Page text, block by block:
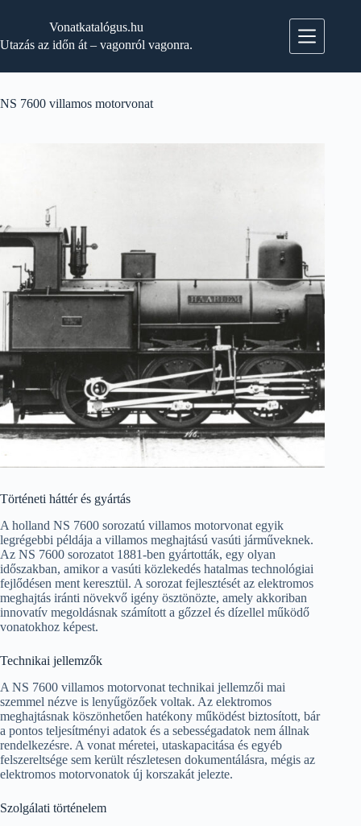
Vonatkatalógus.hu
Utazás az időn át – vagonról vagonra.
NS 7600 villamos motorvonat
Történeti háttér és gyártás
A holland NS 7600 sorozatú villamos motorvonat egyik
legrégebbi példája a villamos meghajtású vasúti járműveknek.
Az NS 7600 sorozatot 1881-ben gyártották, egy olyan
időszakban, amikor a vasúti közlekedés hatalmas technológiai
fejlődésen ment keresztül. A sorozat fejlesztését az elektromos
meghajtás iránti növekvő igény ösztönözte, amely akkoriban
innovatív megoldásnak számított a gőzzel és dízellel működő
vonatokhoz képest.
Technikai jellemzők
A NS 7600 villamos motorvonat technikai jellemzői mai
szemmel nézve is lenyűgözőek voltak. Az elektromos
meghajtásnak köszönhetően hatékony működést biztosított, bár
a pontos teljesítményi adatok és a sebességadatok nem állnak
rendelkezésre. A vonat méretei, utaskapacitása és egyéb
felszereltsége sem került részletesen dokumentálásra, mégis az
elektromos motorvonatok új korszakát jelezte.
Szolgálati történelem